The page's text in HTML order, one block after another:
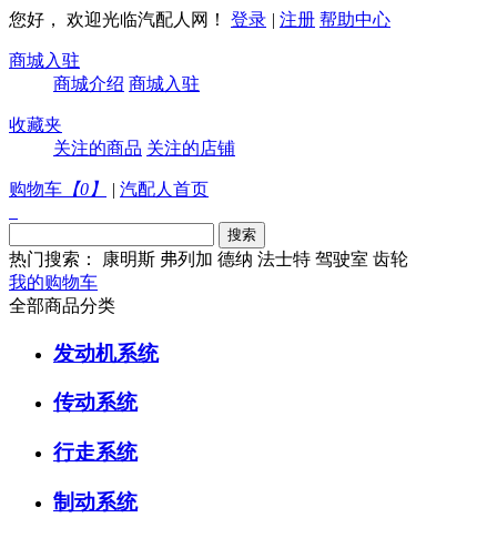
您好， 欢迎光临汽配人网！ 登录 | 注册 帮助中心
商城入驻
商城介绍 商城入驻
收藏夹
关注的商品 关注的店铺
购物车 【0 】 | 汽配人首页
热门搜索： 康明斯 弗列加 德纳 法士特 驾驶室 齿轮
我的购物车
全部商品分类
发动机系统
传动系统
行走系统
制动系统